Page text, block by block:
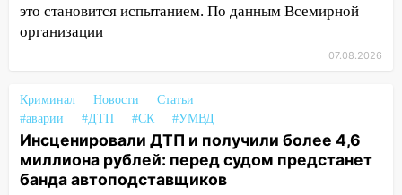
11:50 Заснул рядом с ребёнком и
случайно задушил его: суд вынес
11:38
полностью уничтожил дачный дом и
сарай
11:38 В Госдуме предложили отменить
ЕГЭ с 2027 года
это становится испытанием. По данным Всемирной
организации
07.08.2026
Криминал Новости
Статьи
#аварии
#ДТП #СК #УМВД
Инсценировали ДТП и получили более 4,6
миллиона рублей: перед судом предстанет
банда автоподставщиков